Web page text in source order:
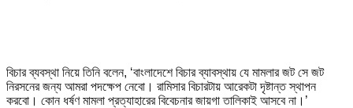
বিচার ব্যবস্থা নিয়ে তিনি বলেন, ‘বাংলাদেশে বিচার ব্যাবস্থায় যে মামলার জট সে জট
নিরসনের জন্য আমরা পদক্ষেপ নেবো। রামিসার বিচারটায় আরেকটা দৃষ্টান্ত স্থাপন
করবো। কোন ধর্ষণ মামলা প্রত্যাহারের বিবেচনার জায়গা তালিকাই আসবে না।’